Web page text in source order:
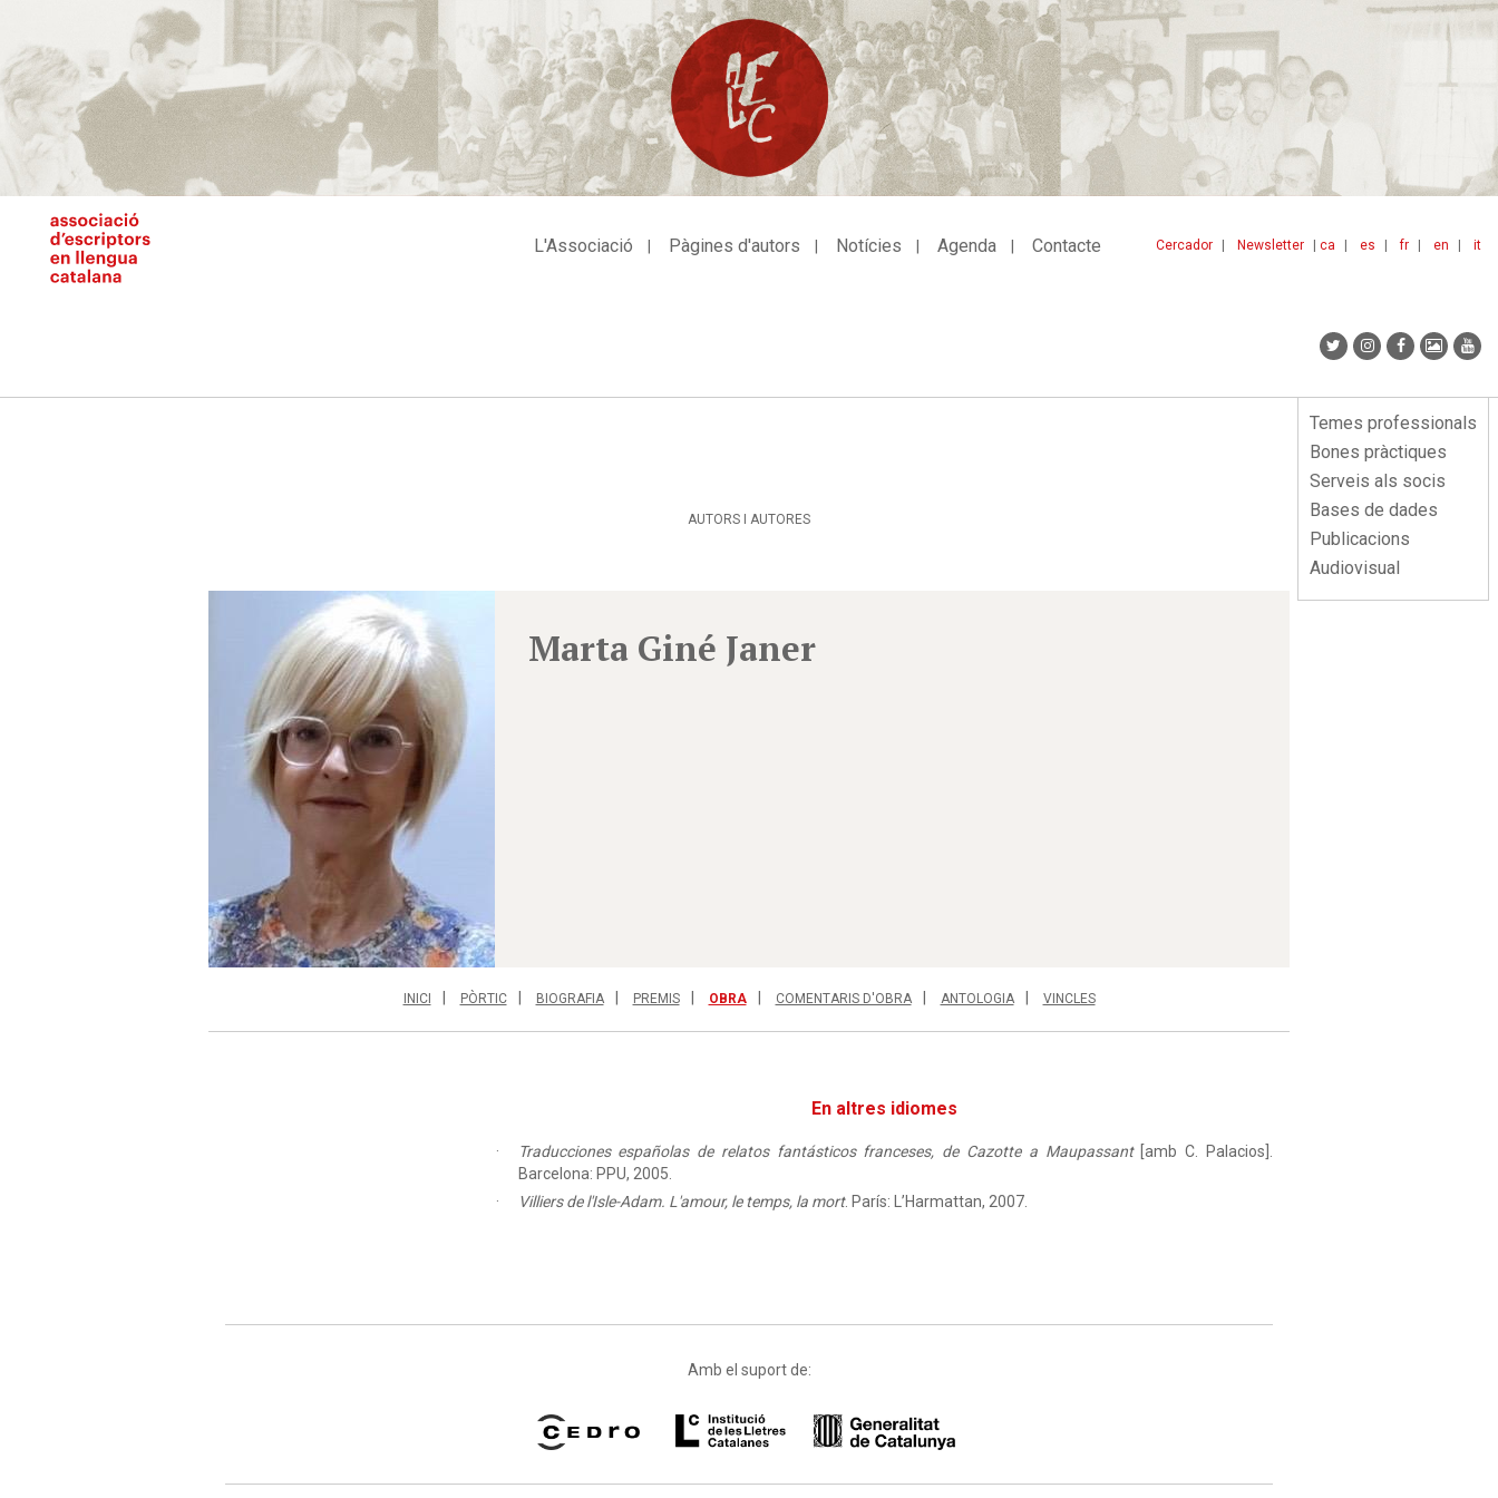
contingut
ca es fr en it
Cercador Newsletter
L'Associació Pàgines d'autors Notícies Agenda Contacte
Menu
lateral
Temes professionals
Bones pràctiques
Serveis als socis
Bases de dades
Publicacions
Audiovisual
AUTORS I AUTORES
Marta Giné Janer
INICI PÒRTIC BIOGRAFIA PREMIS OBRA COMENTARIS D'OBRA ANTOLOGIA VINCLES
En altres idiomes
Traducciones españolas de relatos fantásticos franceses, de Cazotte a Maupassant[amb C. Palacios].
Barcelona: PPU, 2005.
Villiers de l'Isle-Adam. L'amour, le temps, la mort. París: L’Harmattan, 2007.
Amb el suport de: